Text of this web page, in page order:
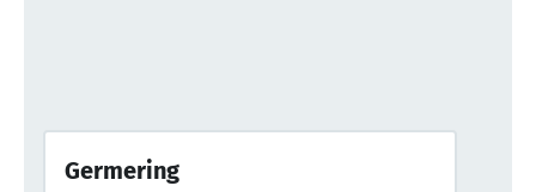
Germering